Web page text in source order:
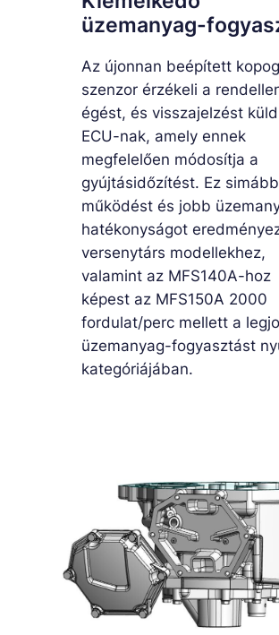
üzemanyag-
Az újonnan beépített
szenzor érzékeli a
égést, és visszajelzést
ECU-nak, amely ennek
megfelelően módosítja a
gyújtásidőzítést. Ez simább
működést és jobb
hatékonyságot
versenytárs modellekhez,
valamint az MFS140A-hoz
képest az MFS150A 2000
fordulat/perc mellett a
üzemanyag-fogyasztást
kategóriájában.